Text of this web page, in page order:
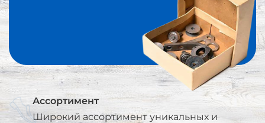
Ассортимент
Широкий ассортимент уникальных и